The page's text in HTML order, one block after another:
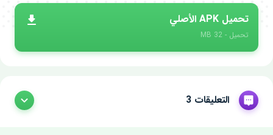
تحميل APK الأصلي
تحميل - 32 MB
التعليقات 3